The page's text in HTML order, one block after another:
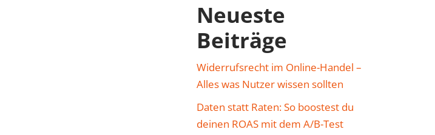
Neueste
Beiträge
Widerrufsrecht im Online-Handel –
Alles was Nutzer wissen sollten
Daten statt Raten: So boostest du
deinen ROAS mit dem A/B-Test